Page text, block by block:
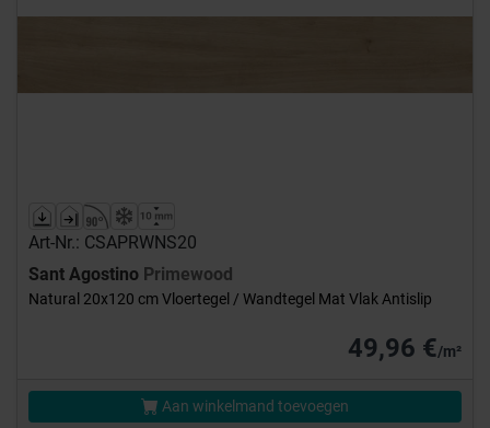
Art-Nr.: CSAPRWNS20
Sant Agostino Primewood
Natural 20x120 cm Vloertegel / Wandtegel Mat Vlak Antislip
49,96 €/m²
Aan winkelmand toevoegen